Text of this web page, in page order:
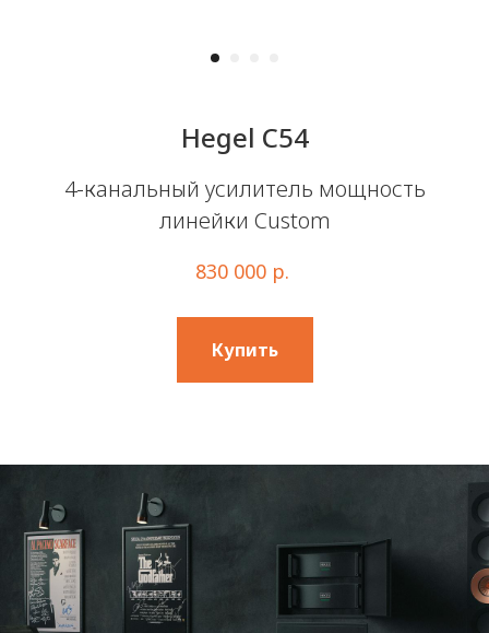
Hegel С54
4-канальный усилитель мощность
линейки Custom
830 000 р.
Купить